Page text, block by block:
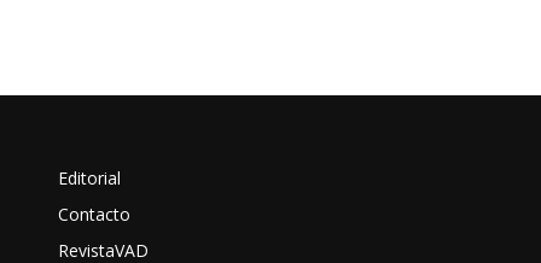
Editorial
Contacto
RevistaVAD